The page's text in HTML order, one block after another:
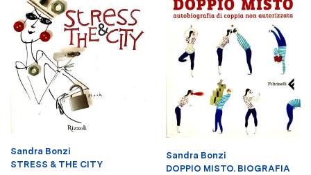
Sandra Bonzi
STRESS & THE CITY
Sandra Bonzi
DOPPIO MISTO. BIOGRAFIA